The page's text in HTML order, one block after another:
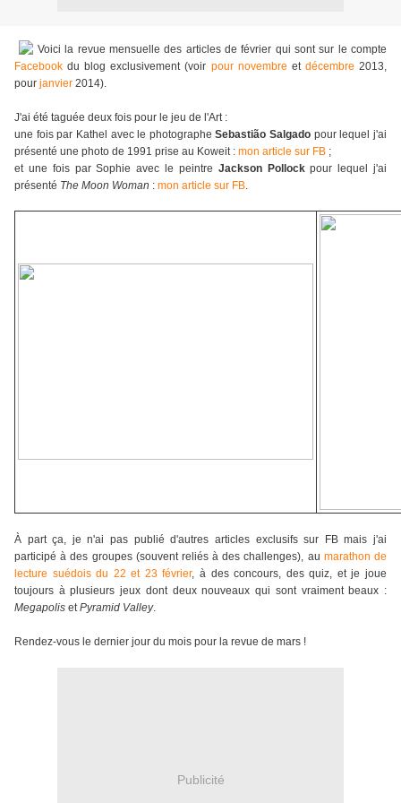
Voici la revue mensuelle des articles de février qui sont sur le compte
Facebook du blog exclusivement (voir pour novembre et décembre 2013,
pour janvier 2014).
J'ai été taguée deux fois pour le jeu de l'Art :
une fois par Kathel avec le photographeSebastião Salgado pour lequel j'ai
présenté une photo de 1991 prise au Koweit : mon article sur FB ;
et une fois par Sophie avec le peintre Jackson Pollockpour lequel j'ai
présenté The Moon Woman : mon article sur FB.
À part ça, je n'ai pas publié d'autres articles exclusifs sur FB mais j'ai
participé à des groupes (souvent reliés à des challenges), au marathon de
lecture suédois du 22 et 23 février, à des concours, des quiz, et je joue
toujours à plusieurs jeux dont deux nouveaux qui sont vraiment beaux :
Megapolis etPyramid Valley.
Rendez-vous le dernier jour du mois pour la revue de mars !
Publicité